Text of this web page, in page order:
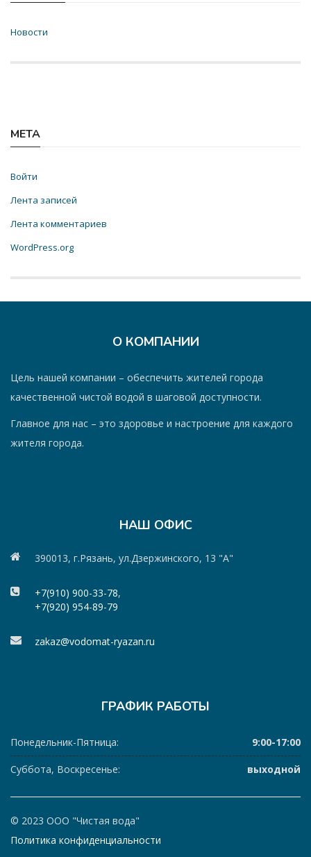
Новости
МЕТА
Войти
Лента записей
Лента комментариев
WordPress.org
О КОМПАНИИ
Цель нашей компании – обеспечить жителей города
качественной чистой водой в шаговой доступности.
Главное для нас – это здоровье и настроение для каждого
жителя города.
НАШ ОФИС
390013, г.Рязань, ул.Дзержинского, 13 "А"
+7(910) 900-33-78,
+7(920) 954-89-79
zakaz@vodomat-ryazan.ru
ГРАФИК РАБОТЫ
Понедельник-Пятница: 9:00-17:00
Суббота, Воскресенье: выходной
© 2023 ООО "Чистая вода"
Политика конфиденциальности